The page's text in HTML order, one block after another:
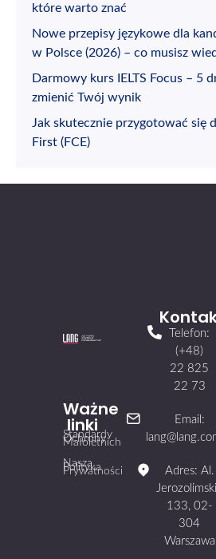
które warto znać
Nowe przepisy językowe dla
w Polsce (2026) – co musisz
Darmowy kurs IELTS Focus – 5
zmienić Twój wynik
Jak skutecznie przygotować się
First (FCE)
Ważne
linki
Standardy
Ochrony
Małoletnich
Nasza
Polityka
Prywatności
Telefon:
(+48)
22 825
22 73
Email:
Adres: Al.
133, 02-
304
Warszawa